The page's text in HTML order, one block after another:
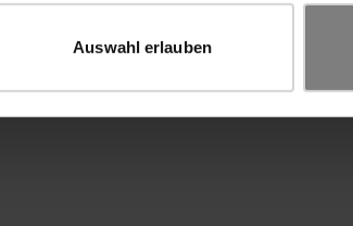
Auswahl erlauben